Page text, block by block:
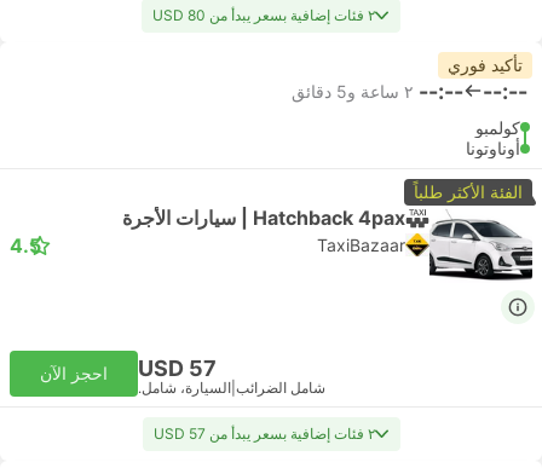
٢ فئات إضافية بسعر يبدأ من USD 80
تأكيد فوري
--:--
--:-- ٢ ساعة و‫5 دقائق
كولمبو
أوناوتونا
الفئة الأكثر طلباً
Hatchback 4pax | سيارات الأجرة
TaxiBazaar
4.5
USD 57
شامل الضرائب السيارة، شامل.
احجز الآن
٢ فئات إضافية بسعر يبدأ من USD 57